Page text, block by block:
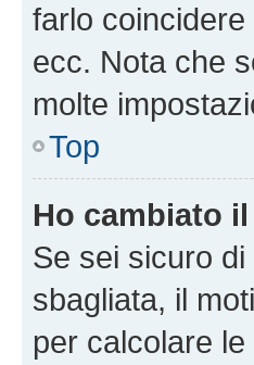
farlo
ecc. Nota che
molte
Top
Ho cambiato
Se sei sicuro
sbagliata, il
per calcolare